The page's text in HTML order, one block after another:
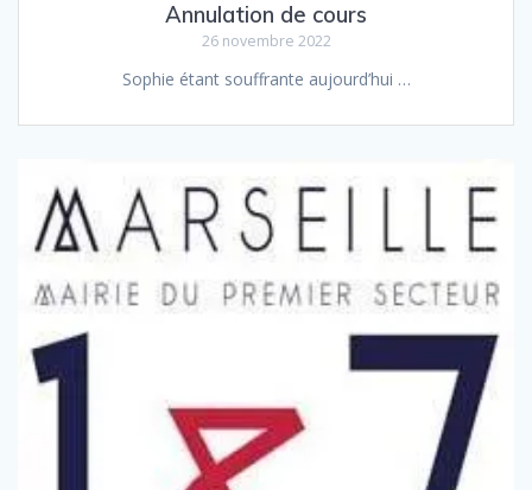
Annulation de cours
26 novembre 2022
Sophie étant souffrante aujourd’hui …